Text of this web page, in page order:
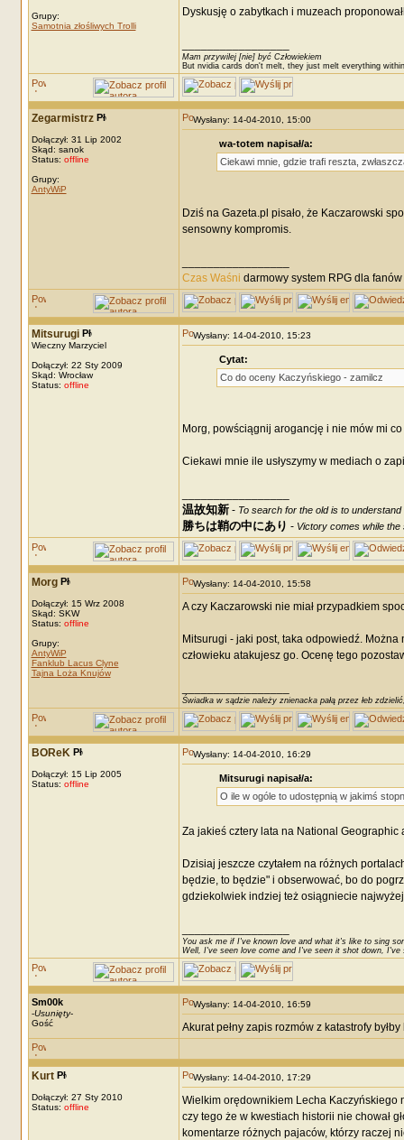
Grupy:
Samotnia złośliwych Trolli
Dyskusję o zabytkach i muzeach
Mam przywilej [nie] być Człowiekiem
But nvidia cards don't melt, they just melt everything
Zegarmistrz
Dołączył: 31 Lip 2002
Skąd: sanok
Status: offline
Grupy:
AntyWiP
Wysłany: 14-04-2010, 15:00
wa-totem napisał/a:
Ciekawi mnie, gdzie trafi reszta,
Dziś na Gazeta.pl pisało, że Kaczarowski
sensowny kompromis.
Czas Waśni darmowy system RPG dla
Mitsurugi
Wieczny Marzyciel
Dołączył: 22 Sty 2009
Skąd: Wrocław
Status: offline
Wysłany: 14-04-2010, 15:23
Cytat:
Co do oceny Kaczyńskiego - zamilcz
Morg, powściągnij arogancję i nie mów mi
Ciekawi mnie ile usłyszymy w mediach o
温故知新- To search for the old is to understand
勝ちは鞘の中にあり - Victory comes while
Morg
Dołączył: 15 Wrz 2008
Skąd: SKW
Status: offline
Grupy:
AntyWiP
Fanklub Lacus Clyne
Tajna Loża Knujów
Wysłany: 14-04-2010, 15:58
A czy Kaczarowski nie miał przypadkiem
Mitsurugi - jaki post, taka odpowiedź.
człowieku atakujesz go. Ocenę tego
Świadka w sądzie należy znienacka pałą przez łeb
BOReK
Dołączył: 15 Lip 2005
Status: offline
Wysłany: 14-04-2010, 16:29
Mitsurugi napisał/a:
O ile w ogóle to udostępnią w jakimś
Za jakieś cztery lata na National Geographic
Dzisiaj jeszcze czytałem na różnych
będzie, to będzie" i obserwować, bo do
gdziekolwiek indziej też osiągniecie
You ask me if I've known love and what it's like to sing
Well, I've seen love come and I've seen it shot down, I've
Sm00k
-Usunięty-
Gość
Wysłany: 14-04-2010, 16:59
Akurat pełny zapis rozmów z katastrofy
Kurt
Dołączył: 27 Sty 2010
Status: offline
Wysłany: 14-04-2010, 17:29
Wielkim orędownikiem Lecha Kaczyńskiego
czy tego że w kwestiach historii nie chował
komentarze różnych pajaców, którzy raczej